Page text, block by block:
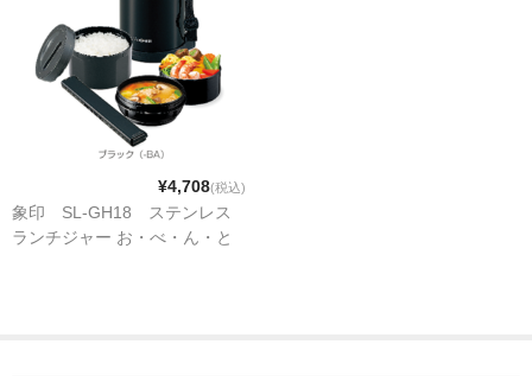
¥4,708(税込)
象印 SL-GH18 ステンレス
ランチジャー お・べ・ん・と